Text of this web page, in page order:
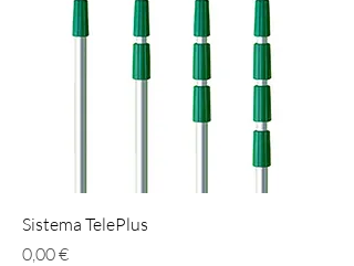
Sistema TelePlus
Prezzo
0,00 €